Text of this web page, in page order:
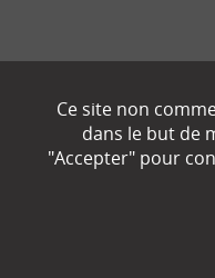
Ce site non
dans le but de
"Accepter" pour